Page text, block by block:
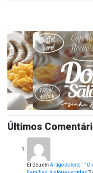
Últimos
Elizeu em Artigo do leitor: ”